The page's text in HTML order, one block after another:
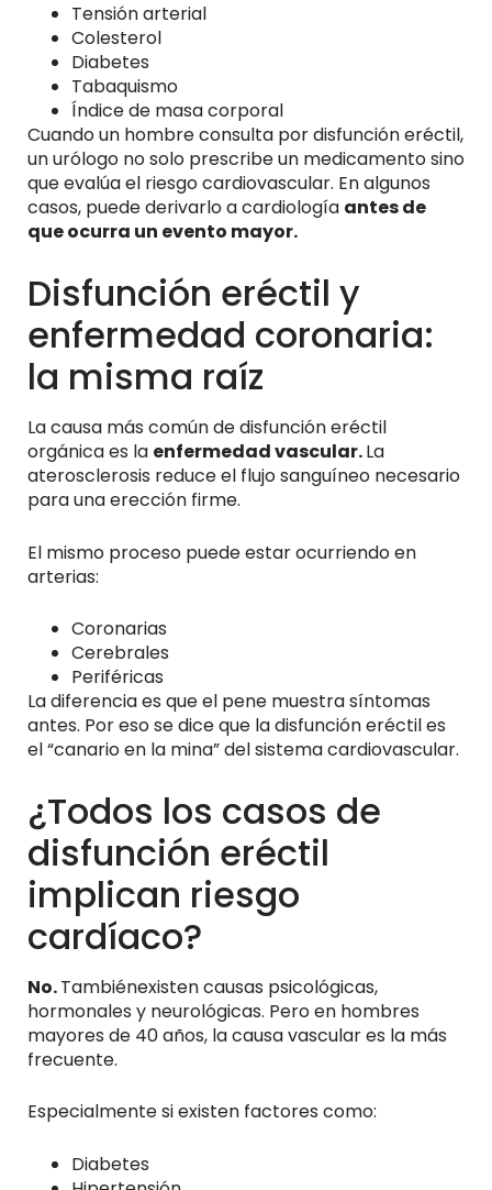
Tensión arterial
Colesterol
Diabetes
Tabaquismo
Índice de masa corporal
Cuando un hombre consulta por disfunción eréctil,
un urólogo no solo prescribe un medicamento sino
que evalúa el riesgo cardiovascular. En algunos
casos, puede derivarlo a cardiología antes de
que ocurra un evento mayor.
Disfunción eréctil y
enfermedad coronaria:
la misma raíz
La causa más común de disfunción eréctil
orgánica es la enfermedad vascular.La
aterosclerosis reduce el flujo sanguíneo necesario
para una erección firme.
El mismo proceso puede estar ocurriendo en
arterias:
Coronarias
Cerebrales
Periféricas
La diferencia es que el pene muestra síntomas
antes. Por eso se dice que la disfunción eréctil es
el “canario en la mina” del sistema cardiovascular.
¿Todos los casos de
disfunción eréctil
implican riesgo
cardíaco?
No.Tambiénexisten causas psicológicas,
hormonales y neurológicas. Pero en hombres
mayores de 40 años, la causa vascular es la más
frecuente.
Especialmente si existen factores como:
Diabetes